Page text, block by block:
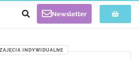
Newsletter
INDYWIDUALNE